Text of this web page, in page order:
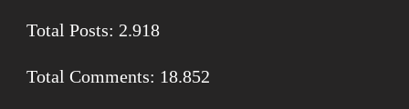
Total Posts: 2.918
Total Comments: 18.852